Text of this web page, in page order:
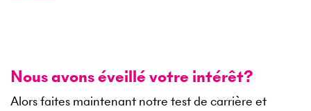
Nous avons éveillé votre intérêt?
Alors faites maintenant notre test de carrière et